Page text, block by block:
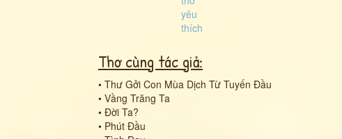
Thơ cùng tác giả:
• Thư Gởi Con Mùa Dịch Từ Tuyến Đầu
• Vầng Trăng Ta
• Đời Ta?
• Phút Đầu